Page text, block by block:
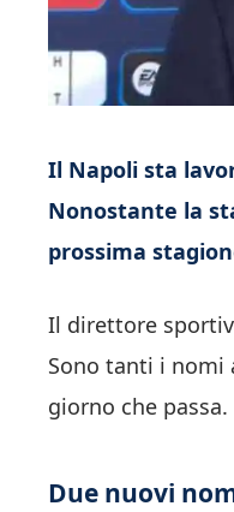
Il Napoli sta
Nonostante la
prossima
Il direttore
Sono tanti i nomi
giorno che passa.
Due nuovi